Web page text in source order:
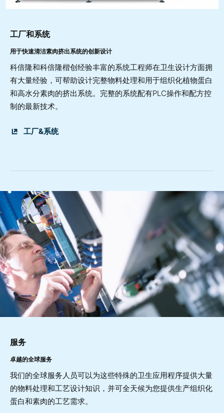
工厂和系统
用于快速清洁素肉挤出系统的创新设计
科倍隆和科倍隆楷创经验丰富的系统工程师在卫生设计方面拥
有大量经验，可帮助设计完整物料处理和用于组织化植物蛋白
和高水分素肉的挤出系统。完整的系统配有PLC操作和配方控
制的最新技术。
工厂&系统
服务
卓越的全球服务
我们的全球服务人员可以为这些特殊的卫生应用程序提供大量
的物料处理和工艺设计知识，并可全天候为您提供生产组织化
蛋白和素肉的工艺需求。